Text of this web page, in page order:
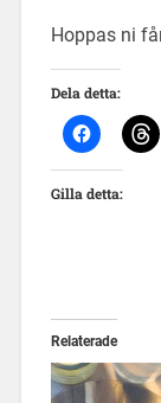
Hoppas ni
Dela detta:
Gilla detta:
Relaterade